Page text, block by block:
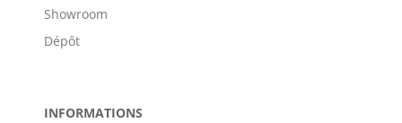
Showroom
Dépôt
INFORMATIONS